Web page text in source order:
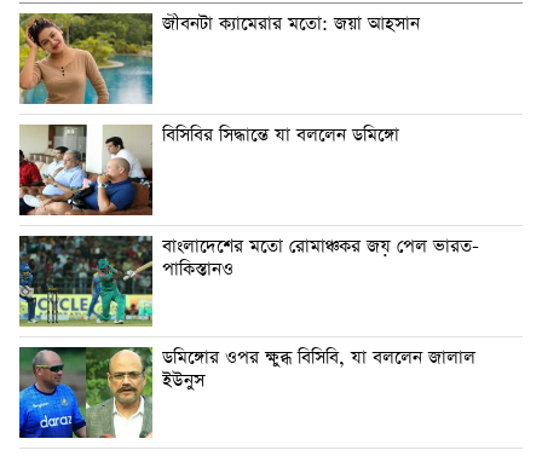
জীবনটা ক্যামেরার মতো: জয়া আহসান
বিসিবির সিদ্ধান্তে যা বললেন ডমিঙ্গো
বাংলাদেশের মতো রোমাঞ্চকর জয় পেল ভারত-
পাকিস্তানও
ডমিঙ্গোর ওপর ক্ষুব্ধ বিসিবি, যা বললেন জালাল
ইউনুস